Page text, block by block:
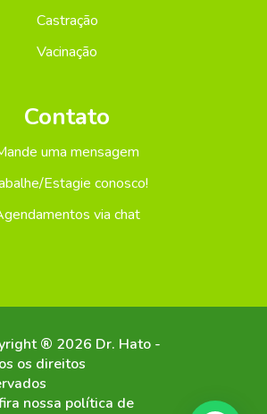
Castração
Vacinação
Contato
uma mensagem
Estagie conosco!
via chat
® 2026 Dr. Hato -
os direitos
nossa política de